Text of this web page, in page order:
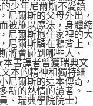
少年尼爾斯不愛讀
尼爾斯的父母外出，
被施以魔法，身體縮
尼爾斯抱住家裡的大
尼爾斯騎在鵝背上，
將會碰到哪些人、
書譯者曾獲瑞典文
本的精神和獨特細
尼爾斯的這本傳奇，
新的熱情的讀者。 --
、瑞典學院院士）